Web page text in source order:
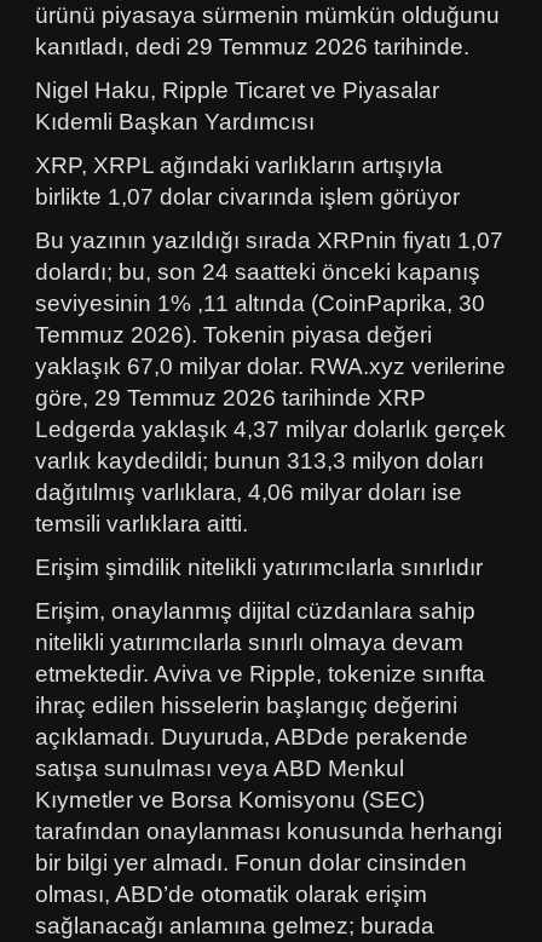
ürünü piyasaya sürmenin mümkün olduğunu
kanıtladı, dedi 29 Temmuz 2026 tarihinde.
Nigel Haku, Ripple Ticaret ve Piyasalar
Kıdemli Başkan Yardımcısı
XRP, XRPL ağındaki varlıkların artışıyla
birlikte 1,07 dolar civarında işlem görüyor
Bu yazının yazıldığı sırada XRPnin fiyatı 1,07
dolardı; bu, son 24 saatteki önceki kapanış
seviyesinin 1% ,11 altında (CoinPaprika, 30
Temmuz 2026). Tokenin piyasa değeri
yaklaşık 67,0 milyar dolar. RWA.xyz verilerine
göre, 29 Temmuz 2026 tarihinde XRP
Ledgerda yaklaşık 4,37 milyar dolarlık gerçek
varlık kaydedildi; bunun 313,3 milyon doları
dağıtılmış varlıklara, 4,06 milyar doları ise
temsili varlıklara aitti.
Erişim şimdilik nitelikli yatırımcılarla sınırlıdır
Erişim, onaylanmış dijital cüzdanlara sahip
nitelikli yatırımcılarla sınırlı olmaya devam
etmektedir. Aviva ve Ripple, tokenize sınıfta
ihraç edilen hisselerin başlangıç değerini
açıklamadı. Duyuruda, ABDde perakende
satışa sunulması veya ABD Menkul
Kıymetler ve Borsa Komisyonu (SEC)
tarafından onaylanması konusunda herhangi
bir bilgi yer almadı. Fonun dolar cinsinden
olması, ABD’de otomatik olarak erişim
sağlanacağı anlamına gelmez; burada